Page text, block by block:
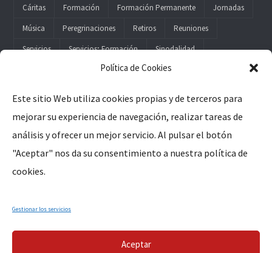
Política de Cookies
Este sitio Web utiliza cookies propias y de terceros para
mejorar su experiencia de navegación, realizar tareas de
análisis y ofrecer un mejor servicio. Al pulsar el botón
"Aceptar" nos da su consentimiento a nuestra política de
cookies.
Gestionar los servicios
Aceptar
Cáritas
Formación Formación Permanente
Jornadas
Música
Peregrinaciones Retiros
Reuniones
Servicios
Servicios; Formación Sinodalidad
Legal
Aviso Legal
Política de Privacidad